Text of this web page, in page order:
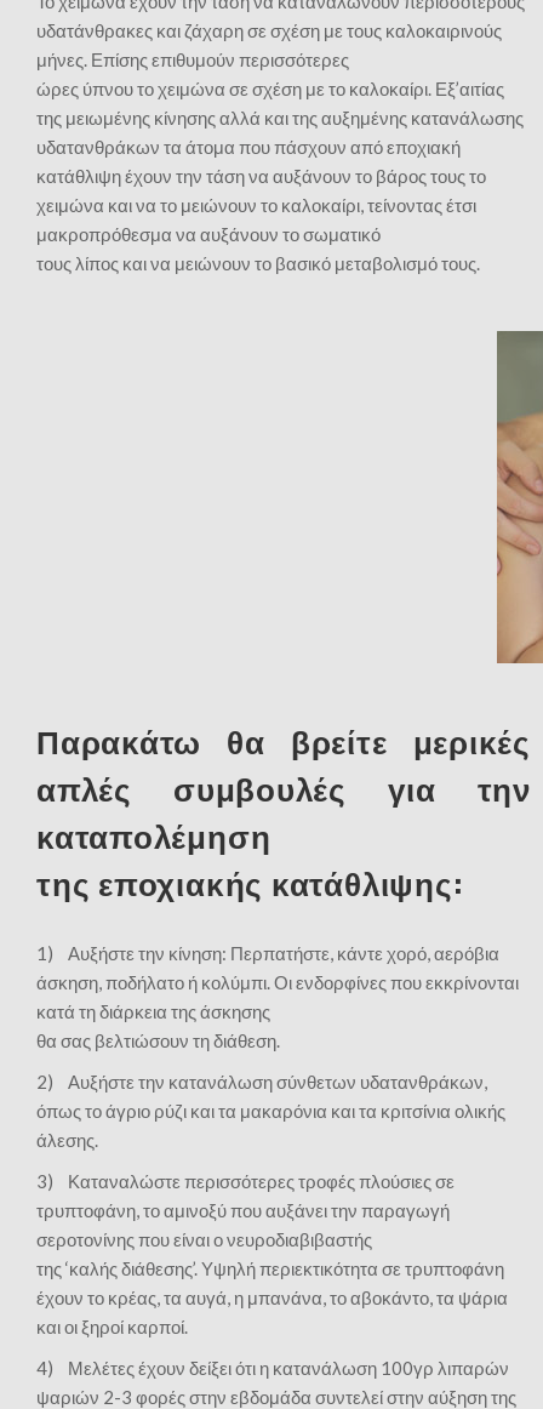
υδατάνθρακες και ζάχαρη σε σχέση με τους καλοκαιρινούς
μήνες. Επίσης επιθυμούν περισσότερες
ώρες ύπνου το χειμώνα σε σχέση με το καλοκαίρι. Εξ’αιτίας
της μειωμένης κίνησης αλλά και της αυξημένης κατανάλωσης
υδατανθράκων τα άτομα που πάσχουν από εποχιακή
κατάθλιψη έχουν την τάση να αυξάνουν το βάρος τους το
χειμώνα και να το μειώνουν το καλοκαίρι, τείνοντας έτσι
μακροπρόθεσμα να αυξάνουν το σωματικό
τους λίπος και να μειώνουν το βασικό μεταβολισμό τους.
Παρακάτω θα βρείτε μερικές
απλές συμβουλές για την
καταπολέμηση
της εποχιακής κατάθλιψης:
1) Αυξήστε την κίνηση: Περπατήστε, κάντε χορό, αερόβια
άσκηση, ποδήλατο ή κολύμπι. Οι ενδορφίνες που εκκρίνονται
κατά τη διάρκεια της άσκησης
θα σας βελτιώσουν τη διάθεση.
2) Αυξήστε την κατανάλωση σύνθετων υδατανθράκων,
όπως το άγριο ρύζι και τα μακαρόνια και τα κριτσίνια ολικής
άλεσης.
3) Καταναλώστε περισσότερες τροφές πλούσιες σε
τρυπτοφάνη, το αμινοξύ που αυξάνει την παραγωγή
σεροτονίνης που είναι ο νευροδιαβιβαστής
της ‘καλής διάθεσης’. Υψηλή περιεκτικότητα σε τρυπτοφάνη
έχουν το κρέας, τα αυγά, η μπανάνα, το αβοκάντο, τα ψάρια
και οι ξηροί καρποί.
4) Μελέτες έχουν δείξει ότι η κατανάλωση 100γρ λιπαρών
ψαριών 2-3 φορές στην εβδομάδα συντελεί στην αύξηση της